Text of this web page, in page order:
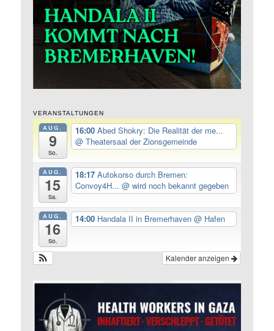
VERANSTALTUNGEN
AUG.
9
So.
16:00 Abed Shokry: Die Realität der me...
@ Theatersaal der Zionsgemeinde
AUG.
15
Sa.
18:17 Autokorso durch Bremen:
Convoy4H... @ wird noch bekannt gegeben
AUG.
16
So.
14:00 Handala II in Bremerhaven @ Hafen
Kalender anzeigen